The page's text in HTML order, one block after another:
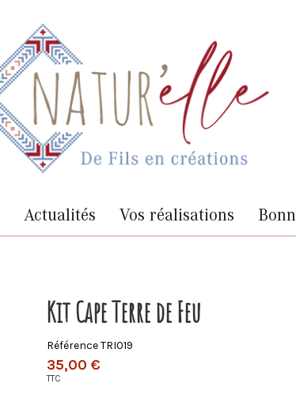
Actualités Vos réalisations
Kit Cape Terre de Feu
RéférenceTRI019
35,00 €
TTC